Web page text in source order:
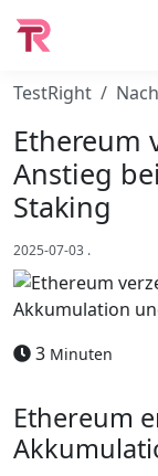
TestRight
Ethereum
Anstieg
Staking
2025-07-03 .
3 Minuten
Ethereum